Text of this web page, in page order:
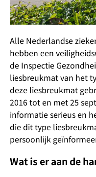
Alle Nederlandse
hebben een
de Inspectie
liesbreukmat van het
deze liesbreukmat
2016 tot en met 25
informatie serieus en
die dit type
persoonlijk
Wat is er aan de